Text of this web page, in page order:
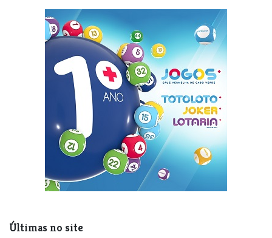
Últimas no site